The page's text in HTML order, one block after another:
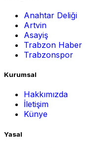
Anahtar Deliği
Artvin
Asayiş
Trabzon Haber
Trabzonspor
Kurumsal
Hakkımızda
İletişim
Künye
Yasal